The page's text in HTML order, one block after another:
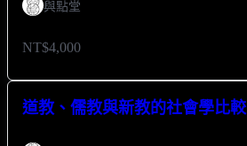
與點堂
NT$4,000
道教、儒教與新教的社會學比較